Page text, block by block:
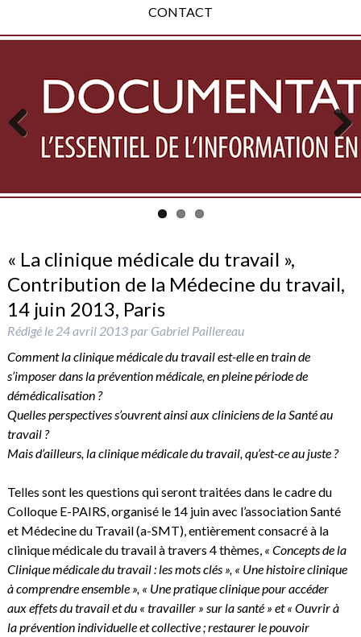
CONTACT
Previous Next
« La clinique médicale du travail »,
Contribution de la Médecine du travail,
14 juin 2013, Paris
Rédigé le 24 avril 2013par Gabriel Paillereau
Comment la clinique médicale du travail est-elle en train de
s’imposer dans la prévention médicale, en pleine période de
démédicalisation ?
Quelles perspectives s’ouvrent ainsi aux cliniciens de la Santé au
travail ?
Mais d’ailleurs, la clinique médicale du travail, qu’est-ce au juste ?
Telles sont les questions qui seront traitées dans le cadre du
Colloque E-PAIRS, organisé le 14 juin avec l’association Santé
et Médecine du Travail (a-SMT), entièrement consacré à la
clinique médicale du travail à travers 4 thèmes, « Concepts de la
Clinique médicale du travail : les mots clés », « Une histoire clinique
à comprendre ensemble », « Une pratique clinique pour accéder
aux effets du travail et du « travailler » sur la santé » et « Ouvrir à
la prévention individuelle et collective ; restaurer le pouvoir